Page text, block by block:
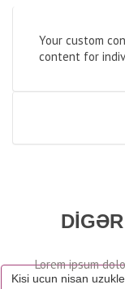
Your custom
content for
Kisi ucun nisan